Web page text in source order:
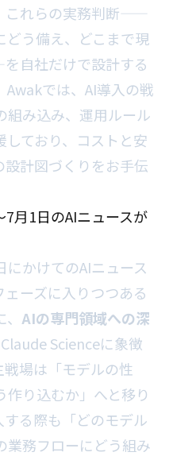
これらの実務判断——
どう備え、どこまで現
自社だけで設計する
では、AI導入の戦
組み込み、運用ルール
ており、コストと安
計図づくりをお手伝
月1日のAIニュースが
かけてのAIニュース
ーズに入りつつある
AIの専門領域への深
Scienceに象徴
場は「モデルの性
り込むか」へと移り
る際も「どのモデル
業務フローにどう組み